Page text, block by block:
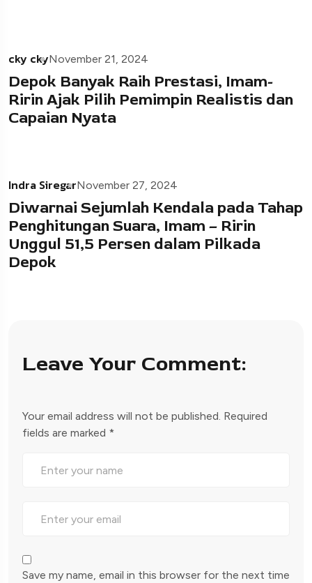
cky ckyNovember 21, 2024
Depok Banyak Raih Prestasi, Imam-
Ririn Ajak Pilih Pemimpin Realistis dan
Capaian Nyata
Indra SiregarNovember 27, 2024
Diwarnai Sejumlah Kendala pada Tahap
Penghitungan Suara, Imam – Ririn
Unggul 51,5 Persen dalam Pilkada
Depok
Leave Your Comment:
Your email address will not be published. Required
fields are marked *
Save my name, email in this browser for the next time